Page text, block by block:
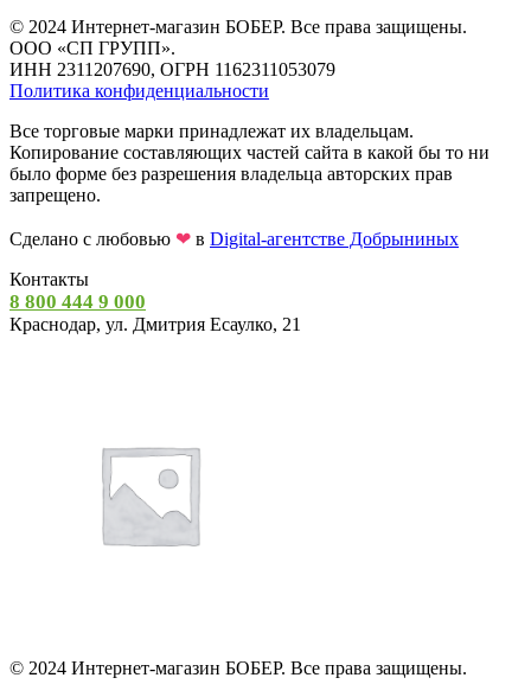
© 2024 Интернет-магазин БОБЕР. Все права защищены.
ООО «СП ГРУПП».
ИНН 2311207690, ОГРН 1162311053079
Политика конфиденциальности
Все торговые марки принадлежат их владельцам.
Копирование составляющих частей сайта в какой бы то ни
было форме без разрешения владельца авторских прав
запрещено.
Сделано с любовью ❤ в Digital-агентстве Добрыниных
Контакты
8 800 444 9 000
Краснодар, ул. Дмитрия Есаулко, 21
© 2024 Интернет-магазин БОБЕР. Все права защищены.